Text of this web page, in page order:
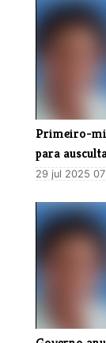
Primeiro-
para
29 jul 2025